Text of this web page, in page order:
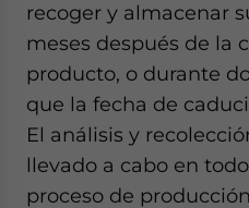
recoger y almacenar
meses después de la
producto, o durante
que la fecha de
El análisis y
llevado a cabo en
proceso de